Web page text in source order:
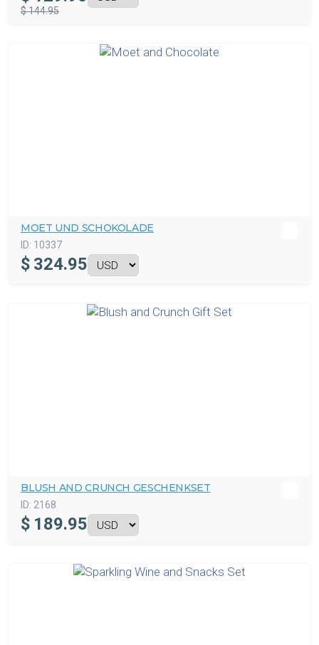
$ 144.95
MOET UND SCHOKOLADE
ID: 10337
$ 324.95
BLUSH AND CRUNCH GESCHENKSET
ID: 2168
$ 189.95